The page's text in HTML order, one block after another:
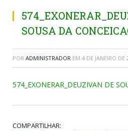
SOUSA DA
POR ADMINISTRADOR EM 4 DE JANEIRO DE
574_EXONERAR_DEUZIVAN DE
COMPARTILHAR: